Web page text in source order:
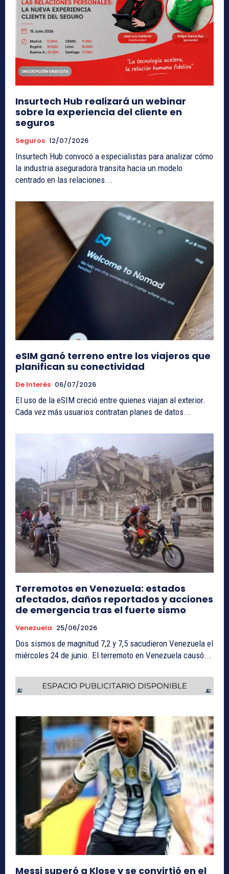
Insurtech Hub realizará un webinar
sobre la experiencia del cliente en
seguros
Seguros 12/07/2026
Insurtech Hub convocó a especialistas para analizar cómo
la industria aseguradora transita hacia un modelo
centrado en las relaciones...
eSIM ganó terreno entre los viajeros que
planifican su conectividad
De Interés 06/07/2026
El uso de la eSIM creció entre quienes viajan al exterior.
Cada vez más usuarios contratan planes de datos...
Terremotos en Venezuela: estados
afectados, daños reportados y acciones
de emergencia tras el fuerte sismo
Venezuela 25/06/2026
Dos sismos de magnitud 7,2 y 7,5 sacudieron Venezuela el
miércoles 24 de junio. El terremoto en Venezuela causó...
Messi superó a Klose y se convirtió en el